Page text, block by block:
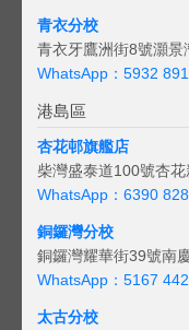
青衣分校
青衣牙鷹洲街8號灝景
WhatsApp：5932
港島區
杏花邨旗艦店
柴灣盛泰道100號杏
WhatsApp：6390
銅鑼灣分校
銅鑼灣耀華街39號南
WhatsApp：5167
太古分校